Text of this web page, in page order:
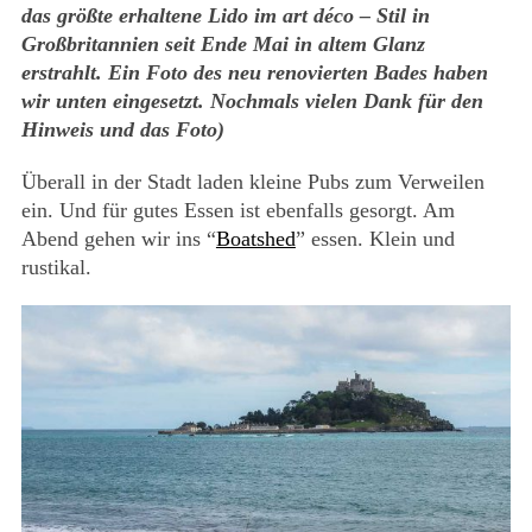
das größte erhaltene Lido im art déco – Stil in
Großbritannien seit Ende Mai in altem Glanz
erstrahlt. Ein Foto des neu renovierten Bades haben
wir unten eingesetzt. Nochmals vielen Dank für den
Hinweis und das Foto)
Überall in der Stadt laden kleine Pubs zum Verweilen
ein. Und für gutes Essen ist ebenfalls gesorgt. Am
Abend gehen wir ins “Boatshed” essen. Klein und
rustikal.